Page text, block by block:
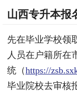
山西专升本报
先在毕业学校领
人员在户籍所在
统（https://
毕业院校去审核